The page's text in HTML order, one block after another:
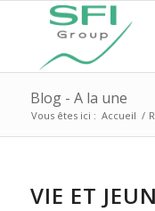
Blog - A la une
Vous êtes ici : Accueil /
VIE ET